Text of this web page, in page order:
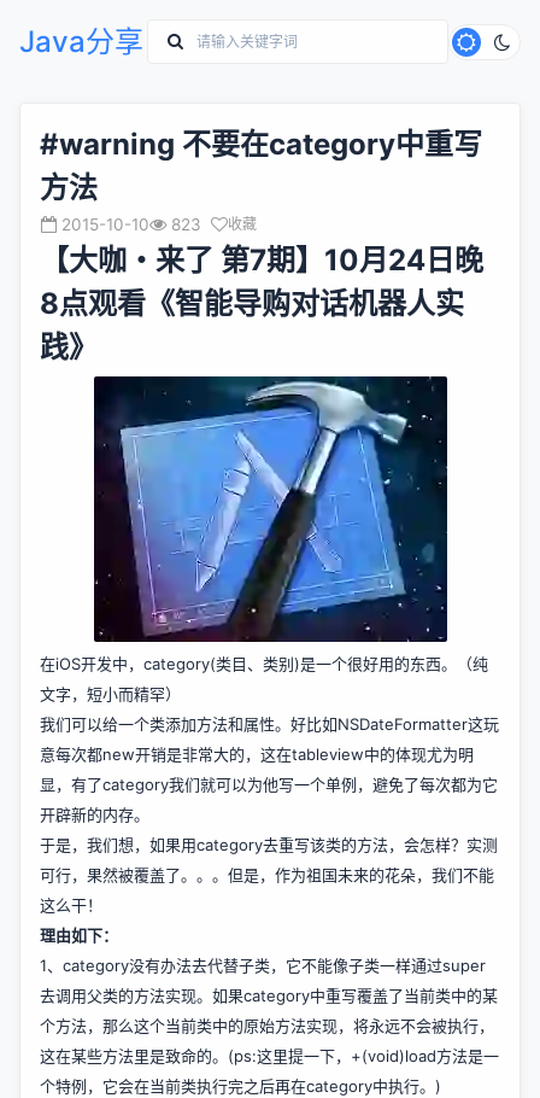
Java分享
#warning 不要在category中重写
方法
2015-10-10 823 收藏
【大咖・来了 第7期】10月24日晚
8点观看《智能导购对话机器人实
践》
在iOS开发中，category(类目、类别)是一个很好用的东西。（纯
文字，短小而精罕）
我们可以给一个类添加方法和属性。好比如NSDateFormatter这玩
意每次都new开销是非常大的，这在tableview中的体现尤为明
显，有了category我们就可以为他写一个单例，避免了每次都为它
开辟新的内存。
于是，我们想，如果用category去重写该类的方法，会怎样？实测
可行，果然被覆盖了。。。但是，作为祖国未来的花朵，我们不能
这么干！
理由如下：
1、category没有办法去代替子类，它不能像子类一样通过super
去调用父类的方法实现。如果category中重写覆盖了当前类中的某
个方法，那么这个当前类中的原始方法实现，将永远不会被执行，
这在某些方法里是致命的。(ps:这里提一下，+(void)load方法是一
个特例，它会在当前类执行完之后再在category中执行。)